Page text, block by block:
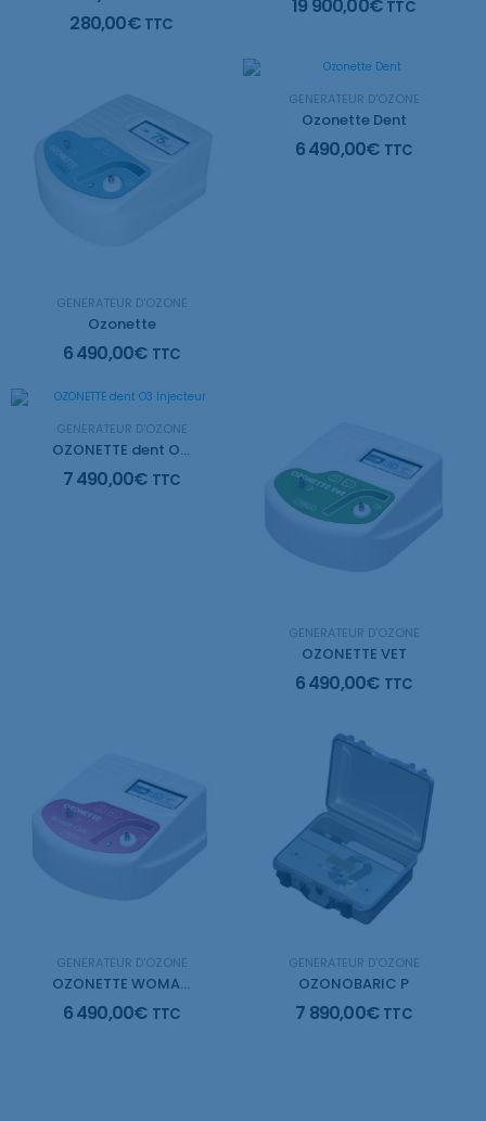
280,00€ TTC
19 900,00€ TTC
GÉNÉRATEUR D'OZONE
Ozonette
6 490,00€ TTC
GÉNÉRATEUR D'OZONE
Ozonette Dent
6 490,00€ TTC
GÉNÉRATEUR D'OZONE
OZONETTE dent O3 Injecteur
7 490,00€ TTC
GÉNÉRATEUR D'OZONE
OZONETTE VET
6 490,00€ TTC
GÉNÉRATEUR D'OZONE
OZONETTE WOMAN CARE
6 490,00€ TTC
GÉNÉRATEUR D'OZONE
OZONOBARIC P
7 890,00€ TTC